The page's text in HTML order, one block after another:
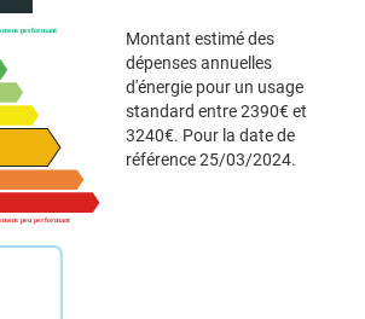
Montant estimé des
dépenses annuelles
d'énergie pour un usage
standard entre 2390€ et
3240€. Pour la date de
référence 25/03/2024.